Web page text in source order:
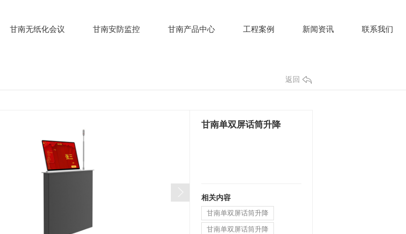
甘南无纸化会议 甘南安防监控 甘南产品中心 工程案例 新闻资讯 联系我们
返回
甘南单双屏话筒升降
相关内容
甘南单双屏话筒升降
甘南单双屏话筒升降